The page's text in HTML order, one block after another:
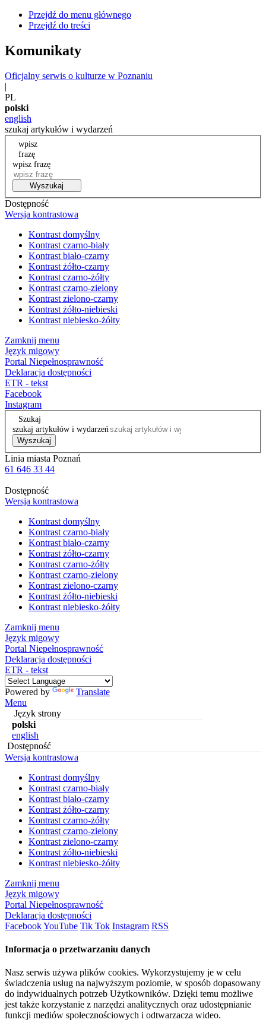
Przejdź do menu głównego
Przejdź do treści
Komunikaty
Oficjalny serwis o kulturze w Poznaniu
|
PL
polski
english
szukaj artykułów i wydarzeń
wpisz
frazę
wpisz frazę
Wyszukaj
Dostępność
Wersja kontrastowa
Kontrast domyślny
Kontrast czarno-biały
Kontrast biało-czarny
Kontrast żółto-czarny
Kontrast czarno-żółty
Kontrast czarno-zielony
Kontrast zielono-czarny
Kontrast żółto-niebieski
Kontrast niebiesko-żółty
Zamknij menu
Język migowy
Portal Niepełnosprawność
Deklaracja dostępności
ETR - tekst
Facebook
Instagram
Szukaj
szukaj artykułów i wydarzeń
Wyszukaj
Linia miasta Poznań
61 646 33 44
Dostępność
Wersja kontrastowa
Kontrast domyślny
Kontrast czarno-biały
Kontrast biało-czarny
Kontrast żółto-czarny
Kontrast czarno-żółty
Kontrast czarno-zielony
Kontrast zielono-czarny
Kontrast żółto-niebieski
Kontrast niebiesko-żółty
Zamknij menu
Język migowy
Portal Niepełnosprawność
Deklaracja dostępności
ETR - tekst
Powered by
Translate
Menu
Język strony
polski
english
Dostępność
Wersja kontrastowa
Kontrast domyślny
Kontrast czarno-biały
Kontrast biało-czarny
Kontrast żółto-czarny
Kontrast czarno-żółty
Kontrast czarno-zielony
Kontrast zielono-czarny
Kontrast żółto-niebieski
Kontrast niebiesko-żółty
Zamknij menu
Język migowy
Portal Niepełnosprawność
Deklaracja dostępności
FacebookYouTube Tik Tok Instagram RSS
Informacja o przetwarzaniu danych
Nasz serwis używa plików cookies. Wykorzystujemy je w celu
świadczenia usług na najwyższym poziomie, w sposób dopasowany
do indywidualnych potrzeb Użytkowników. Dzięki temu możliwe
jest także korzystanie z narzędzi analitycznych oraz udostępnianie
funkcji mediów społecznościowych i odtwarzacza wideo.